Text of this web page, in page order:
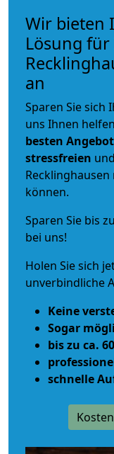
Wir bieten
Lösung
an
Sparen Sie sich
uns Ihnen
besten
stressfreien und
können.
Sparen Sie bis
bei uns!
Holen Sie sich
unverbindliche
Keine
Sogar
bis zu ca.
schnelle